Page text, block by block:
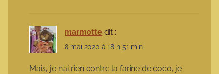
marmotte dit :
8 mai 2020 à 18 h 51 min
Mais, je n’ai rien contre la farine de coco, je